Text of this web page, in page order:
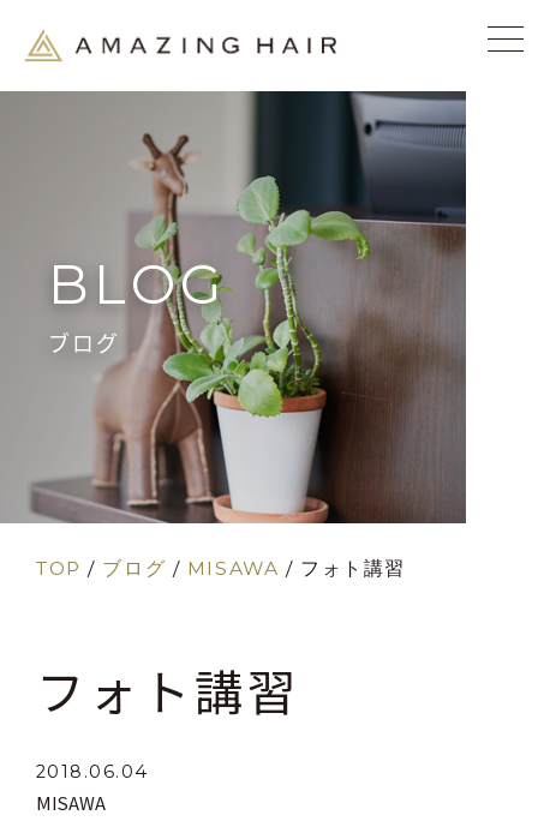
BLOG
ブログ
TOP / ブログ / MISAWA / フォト講習
フォト講習
2018.06.04
MISAWA